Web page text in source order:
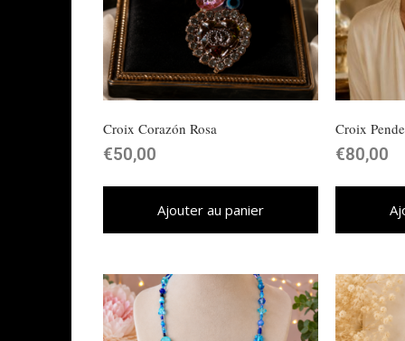
Croix Corazón Rosa
€50,00
Ajouter au panier
Croix
€80,00